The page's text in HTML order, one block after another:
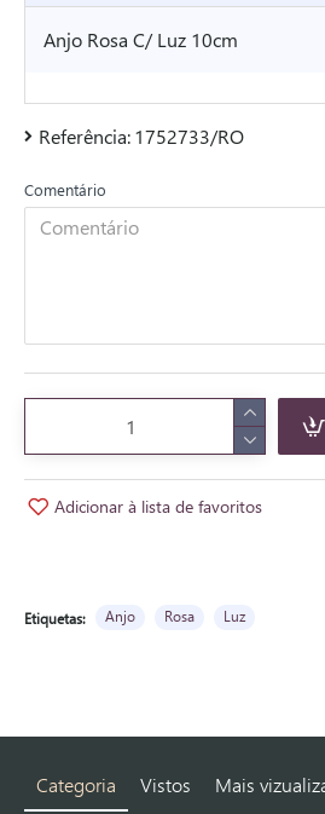
Anjo Rosa C/ Luz 10cm
Referência:1752733/RO
Comentário
Adicionar à lista de favoritos
Etiquetas: Anjo Rosa Luz
Categoria Vistos Mais